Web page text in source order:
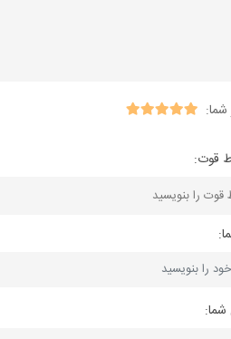
شما:
قوت:
شما: